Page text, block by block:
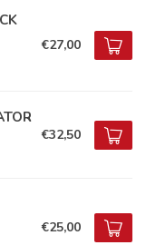
€27,00
€32,50
€25,00